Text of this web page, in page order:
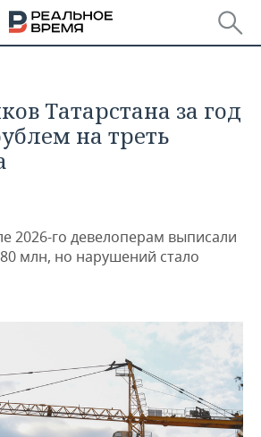
ПФО
Татарстана за год
на треть
2026-го девелоперам выписали
млн, но нарушений стало